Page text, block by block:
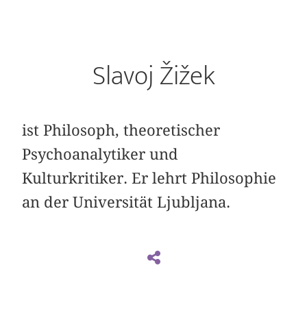
Slavoj Žižek
ist Philosoph, theoretischer
Psychoanalytiker und
Kulturkritiker. Er lehrt Philosophie
an der Universität Ljubljana.